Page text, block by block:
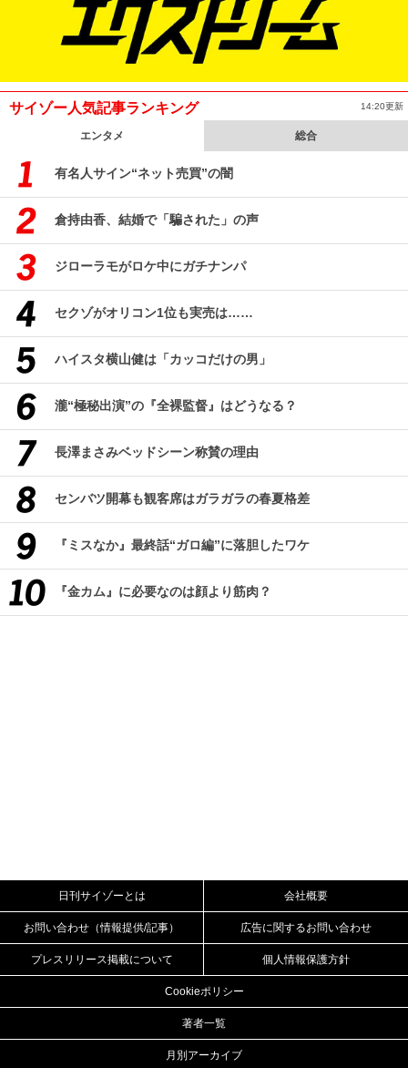
サイゾー人気記事ランキング 14:20更新
エンタメ 総合
有名人サイン“ネット売買”の闇
倉持由香、結婚で「騙された」の声
ジローラモがロケ中にガチナンパ
セクゾがオリコン1位も実売は……
ハイスタ横山健は「カッコだけの男」
瀧“極秘出演”の『全裸監督』はどうなる？
長澤まさみベッドシーン称賛の理由
センバツ開幕も観客席はガラガラの春夏格差
『ミスなか』最終話“ガロ編”に落胆したワケ
『金カム』に必要なのは顔より筋肉？
日刊サイゾーとは 会社概要
お問い合わせ（情報提供/記事） 広告に関するお問い合わせ
プレスリリース掲載について 個人情報保護方針
Cookieポリシー
著者一覧
月別アーカイブ